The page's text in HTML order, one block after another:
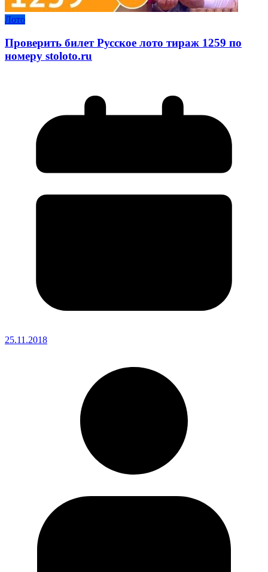
Лото
Проверить билет Русское лото тираж 1259 по
номеру stoloto.ru
25.11.2018